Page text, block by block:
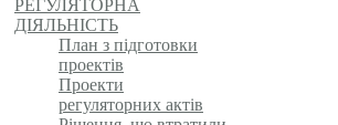
РЕГУЛЯТОРНА
ДІЯЛЬНІСТЬ
План з підготовки
проектів
Проекти
регуляторних актів